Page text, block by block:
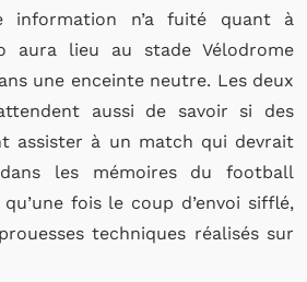
information n’a fuité quant à
aura lieu au stade Vélodrome
une enceinte neutre. Les deux
aussi de savoir si des
assister à un match qui devrait
les mémoires du football
fois le coup d’envoi sifflé,
techniques réalisés sur